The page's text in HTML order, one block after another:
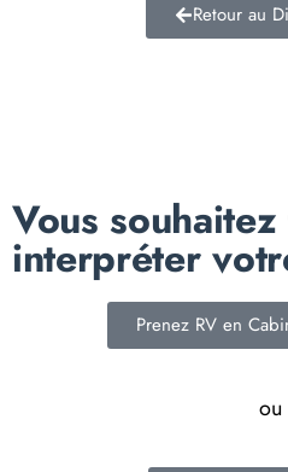
Retour au
Vous
interpréter
Prenez RV en
ou